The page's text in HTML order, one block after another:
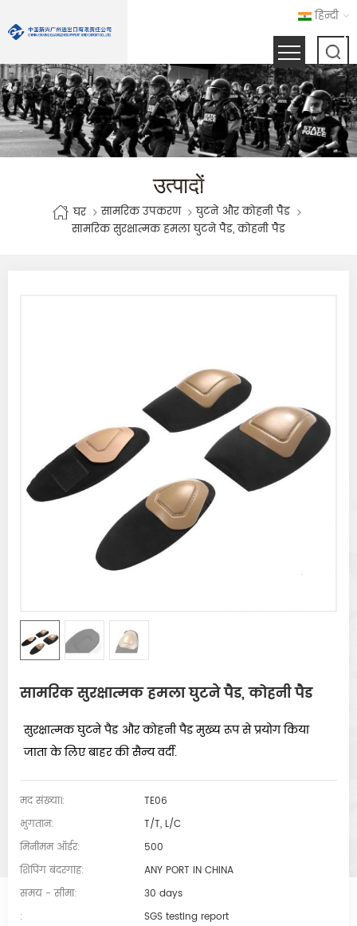
हिन्दी
उत्पादों
घर सामरिक उपकरण
घुटने और कोहनी पैड
सामरिक सुरक्षात्मक हमला घुटने पैड, कोहनी पैड
सामरिक सुरक्षात्मक हमला घुटने पैड, कोहनी पैड
सुरक्षात्मक घुटने पैड और कोहनी पैड मुख्य रूप से प्रयोग किया
जाता के लिए बाहर की सैन्य वर्दी.
मद संख्या।:
TE06
भुगतान:
T/T, L/C
मिनीमम ऑर्डर:
500
शिपिंग बंदरगाह:
ANY PORT IN CHINA
समय - सीमा:
30 days
:
SGS testing report